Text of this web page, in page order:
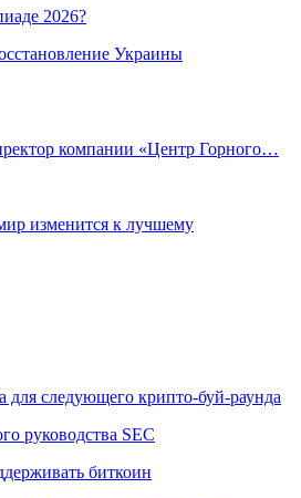
2026?
Украины
компании «Центр Горного…
изменится к лучшему
для следующего крипто-буй-раунда
руководства SEC
биткоин